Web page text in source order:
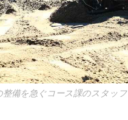
備を急ぐコース課のスタッフ